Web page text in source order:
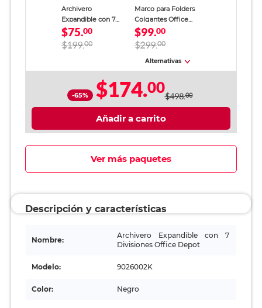
Archivero
Expandible con 7
Divisiones Office
Depot Tamaño Carta
Negro
$75.00
$199.00
Marco para Folders
Colgantes Office
Depot Carta Gris 1
pieza
$99.00
$299.00
Alternativas
-65% $174.00$498.00
Añadir a carrito
Ver más paquetes
Descripción y características
Nombre:
Archivero Expandible con 7
Divisiones Office Depot
Modelo: 9026002K
Color: Negro